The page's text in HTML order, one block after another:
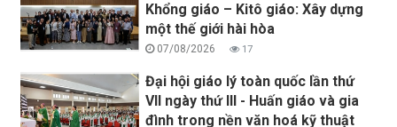
Khổng giáo – Kitô giáo: Xây dựng
một thế giới hài hòa
07/08/2026 17
Đại hội giáo lý toàn quốc lần thứ
VII ngày thứ III - Huấn giáo và gia
đình trong nền văn hoá kỹ thuật